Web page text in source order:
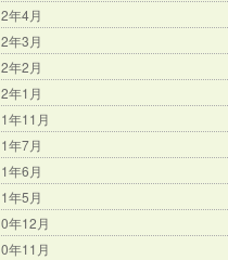
年4月
年3月
年2月
年1月
年11月
年7月
年6月
年5月
年12月
年11月